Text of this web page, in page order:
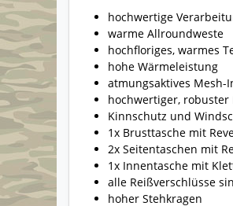
hochwertige
warme Allroundweste
hochfloriges, warmes
hohe Wärmeleistung
atmungsaktives Mesh-
hochwertiger,
Kinnschutz und
1x Brusttasche mit
2x Seitentaschen mit
1x Innentasche mit
alle Reißverschlüsse
hoher Stehkragen